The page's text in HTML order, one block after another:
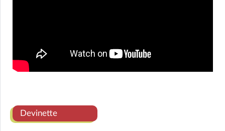
Devinette